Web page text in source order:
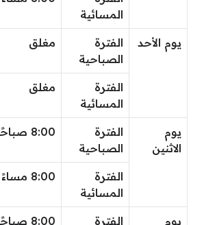
المسائية
يوم الأحد
الفترة
الصباحية
مغلق
الفترة
المسائية
مغلق
يوم
الاثنين
الفترة
الصباحية
8:00 صباحًا
الفترة
المسائية
8:00 مساءً
يوم
الفترة
8:00 صباحًا